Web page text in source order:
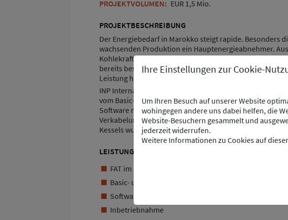
PROJEKTVOLUMEN: EUR 1,5 Mio.
PROJEKTBESCHREIBUNG
Der Energiebedarf in Marokko steigt rapide. Besonders
wachsenden Produktion ein Hauptenergieabnehmer.
Kohlekraftwerk in Jorf Lasfar, Hauptverschiffungshafen
bereits bestehenden Blöcken 1 und 2 kamen die Blöcke 3
Leistung hinzu.
INP International Projects lieferte die Leittechnik des
vom Basic- bis zum Detail-Engineering. Das
Software mit den dazugehörigen Bedienbildern, als
Verkabelungsunterlagen. Die Bedienung und
Kessels wurden ebenfalls in das anlagenübergreifende
LEISTUNGEN INP
FAT im Prüffeld des Kunden
Basic- und Detail-Engineering
Software-Engineering
Inbetriebnahme
Ihre Einstellungen zur Cookie-
Um Ihren Besuch auf unserer Website
wohingegen andere uns dabei helfen, die
Website-Besuchern gesammelt und
jederzeit widerrufen.
Weitere Informationen zu Cookies auf